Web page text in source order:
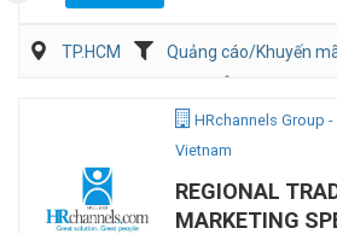
TP.HCM
Quảng cáo/Khuyến
HRchannels Group
Vietnam
REGIONAL
MARKETING